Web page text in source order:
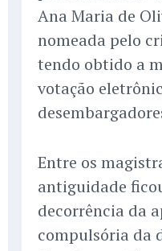
Ana Maria de
nomeada pelo
tendo obtido a
votação
Entre os
antiguidade
decorrência da
compulsória da